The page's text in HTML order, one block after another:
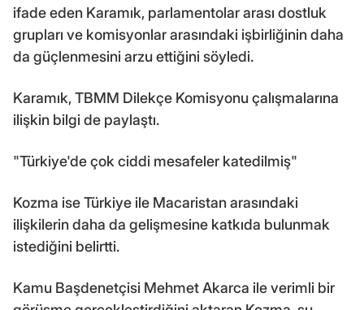
ifade eden Karamık, parlamentolar arası dostluk
grupları ve komisyonlar arasındaki işbirliğinin daha
da güçlenmesini arzu ettiğini söyledi.
Karamık, TBMM Dilekçe Komisyonu çalışmalarına
ilişkin bilgi de paylaştı.
"Türkiye'de çok ciddi mesafeler katedilmiş"
Kozma ise Türkiye ile Macaristan arasındaki
ilişkilerin daha da gelişmesine katkıda bulunmak
istediğini belirtti.
Kamu Başdenetçisi Mehmet Akarca ile verimli bir